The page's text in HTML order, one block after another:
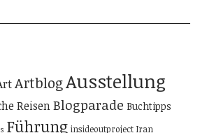
ArtblogAusstellung
ReisenBlogparade Buchtipps
Führung insideoutproject Iran